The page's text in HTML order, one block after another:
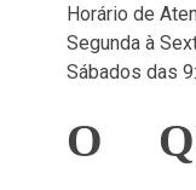
Horário de
Segunda à
Sábados das
O